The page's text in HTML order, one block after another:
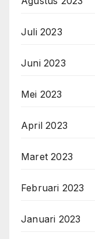
Juli 2023
Juni 2023
Mei 2023
April 2023
Maret 2023
Februari 2023
Januari 2023